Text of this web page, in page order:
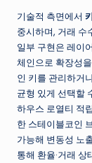
기술적 측면에서
중시하며, 거래 수
일부 구현은 레이
체인으로 확장성
인 키를 관리하거
균형 있게 선택할
하우스 로열티 적
한 스테이블코인
가능해 변동성 노
통해 환율·거래